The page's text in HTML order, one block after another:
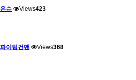
은슈 Views423
파이팅건맨 Views368